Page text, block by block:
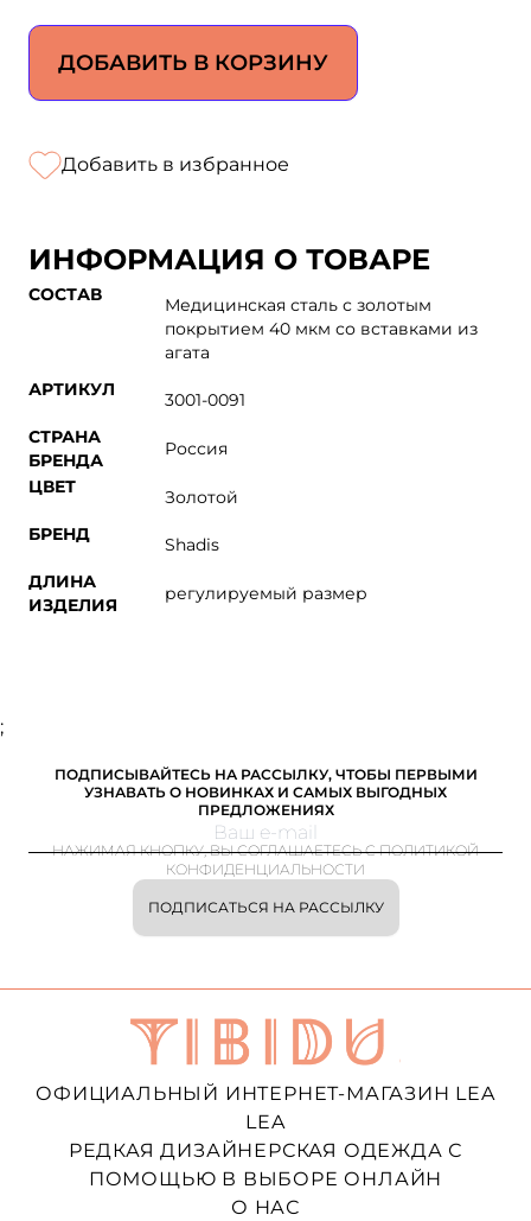
ДОБАВИТЬ В КОРЗИНУ
Добавить в избранное
ИНФОРМАЦИЯ О ТОВАРЕ
СОСТАВ
Медицинская сталь с золотым
покрытием 40 мкм со вставками из
агата
АРТИКУЛ
3001-0091
СТРАНА
БРЕНДА
Россия
ЦВЕТ
Золотой
БРЕНД
Shadis
ДЛИНА
ИЗДЕЛИЯ
регулируемый размер
;
ПОДПИСЫВАЙТЕСЬ НА РАССЫЛКУ, ЧТОБЫ ПЕРВЫМИ
УЗНАВАТЬ О НОВИНКАХ И САМЫХ ВЫГОДНЫХ
ПРЕДЛОЖЕНИЯХ
ПОДПИСАТЬСЯ НА РАССЫЛКУ
НАЖИМАЯ КНОПКУ, ВЫ СОГЛАШАЕТЕСЬ С ПОЛИТИКОЙ
КОНФИДЕНЦИАЛЬНОСТИ
ОФИЦИАЛЬНЫЙ ИНТЕРНЕТ-МАГАЗИН LEA
LEA
РЕДКАЯ ДИЗАЙНЕРСКАЯ ОДЕЖДА С
ПОМОЩЬЮ В ВЫБОРЕ ОНЛАЙН
О НАС